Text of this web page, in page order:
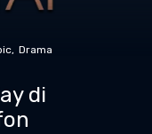
Drama
di